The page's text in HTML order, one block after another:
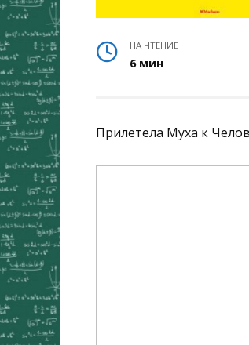
НА ЧТЕНИЕ
6 мин
Прилетела Муха к